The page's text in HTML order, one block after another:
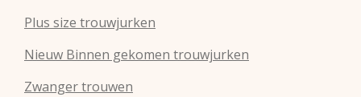
Plus size trouwjurken
Nieuw Binnen gekomen trouwjurken
Zwanger trouwen